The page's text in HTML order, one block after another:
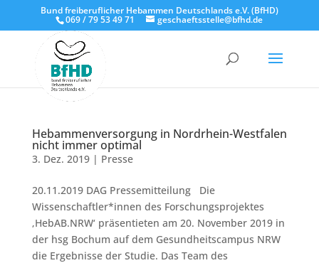
Bund freiberuflicher Hebammen Deutschlands e.V. (BfHD)
069 / 79 53 49 71 geschaeftsstelle@bfhd.de
Hebammenversorgung in Nordrhein-Westfalen
nicht immer optimal
3. Dez. 2019| Presse
20.11.2019 DAG Pressemitteilung Die
Wissenschaftler*innen des Forschungsprojektes
‚HebAB.NRW‘ präsentieten am 20. November 2019 in
der hsg Bochum auf dem Gesundheitscampus NRW
die Ergebnisse der Studie. Das Team des